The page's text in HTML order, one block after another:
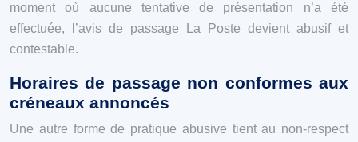
moment où aucune tentative de présentation n’a été
effectuée, l’avis de passage La Poste devient abusif et
contestable.
Horaires de passage non conformes aux
créneaux annoncés
Une autre forme de pratique abusive tient au non-respect